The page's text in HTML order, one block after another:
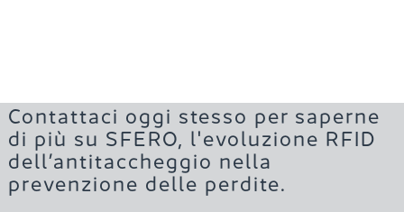
Contattaci oggi stesso per saperne
di più su SFERO, l'evoluzione RFID
dell’antitaccheggio nella
prevenzione delle perdite.